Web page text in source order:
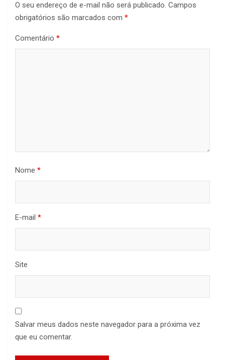
O seu endereço de e-mail não será publicado. Campos
obrigatórios são marcados com *
Comentário *
Nome *
E-mail *
Site
Salvar meus dados neste navegador para a próxima vez
que eu comentar.